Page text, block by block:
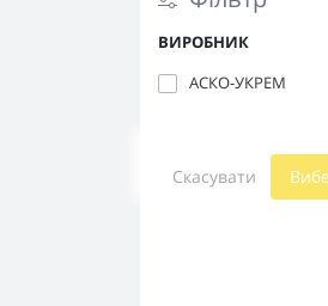
ВИРОБНИК
АСКО-УКРЕМ
Скасувати